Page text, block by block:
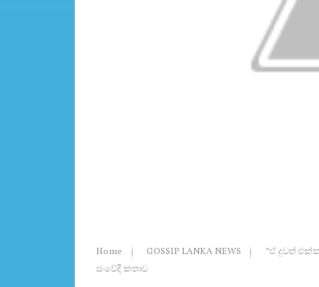
Home GOSSIP LANKA NEWS
“ඒ දුවත්
සංවේදී කතාව